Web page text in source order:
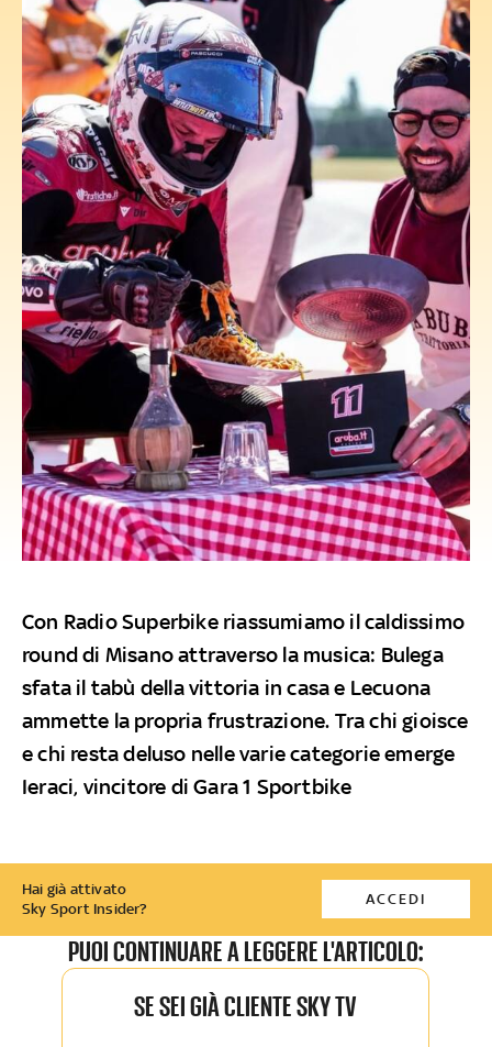
Con Radio Superbike riassumiamo il caldissimo
round di Misano attraverso la musica: Bulega
sfata il tabù della vittoria in casa e Lecuona
ammette la propria frustrazione. Tra chi gioisce
e chi resta deluso nelle varie categorie emerge
Ieraci, vincitore di Gara 1 Sportbike
Hai già attivato
Sky Sport Insider?
ACCEDI
PUOI CONTINUARE A LEGGERE L'ARTICOLO:
SE SEI GIÀ CLIENTE SKY TV